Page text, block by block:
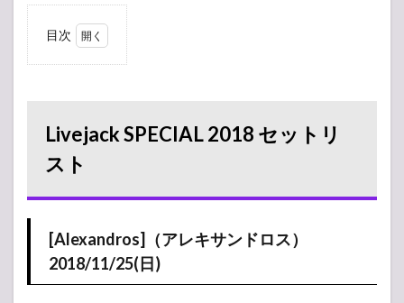
目次
ットリ
スト
1.1
（アレキサンド
2018/11/25(日)
2
11
Livejack SPECIAL 2018 セットリ
スト
[Alexandros]（アレキサンドロス）
2018/11/25(日)